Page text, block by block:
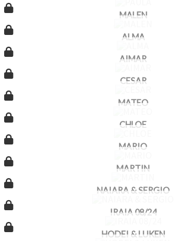
MALEN
ALMA
AIMAR
CESAR
MATEO
CHLOE
MARIO
MARTIN
NAIARA & SERGIO
IRAIA 08/24
HODEI & LUKEN